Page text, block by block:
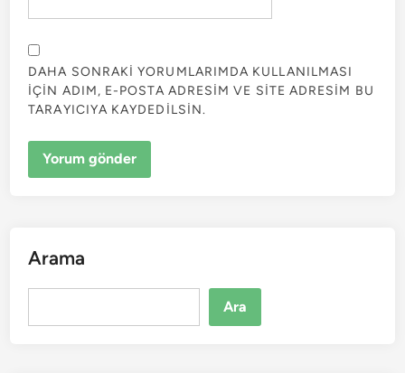
DAHA SONRAKI YORUMLARIMDA KULLANILMASI
IÇIN ADIM, E-POSTA ADRESIM VE SITE ADRESIM BU
TARAYICIYA KAYDEDILSIN.
Arama
Ara